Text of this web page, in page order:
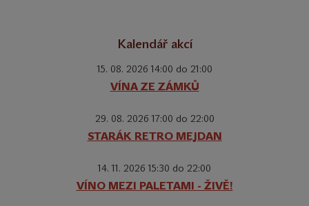
Kalendář akcí
15. 08. 2026 14:00 do 21:00
VÍNA ZE ZÁMKŮ
29. 08. 2026 17:00 do 22:00
STARÁK RETRO MEJDAN
14. 11. 2026 15:30 do 22:00
VÍNO MEZI PALETAMI - ŽIVĚ!